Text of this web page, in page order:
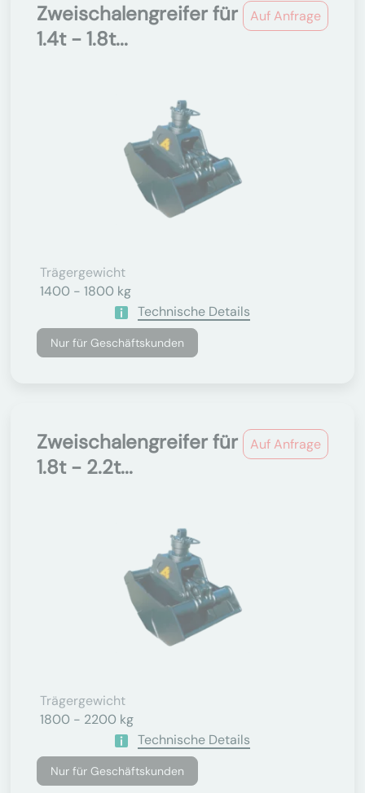
Auf Anfrage
Zweischalengreifer für
1.4t - 1.8t...
Trägergewicht
1400 - 1800 kg
Technische Details
Nur für Geschäftskunden
Auf Anfrage
Zweischalengreifer für
1.8t - 2.2t...
Trägergewicht
1800 - 2200 kg
Technische Details
Nur für Geschäftskunden